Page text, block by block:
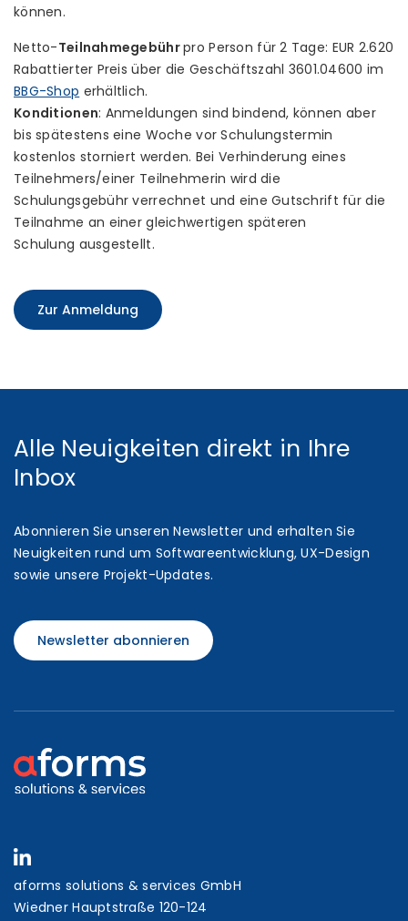
können.
Netto-Teilnahmegebührpro Person für 2 Tage: EUR 2.620
Rabattierter Preis über die Geschäftszahl 3601.04600 im
BBG-Shop erhältlich.
Konditionen: Anmeldungen sind bindend, können aber
bis spätestens eine Woche vor Schulungstermin
kostenlos storniert werden. Bei Verhinderung eines
Teilnehmers/einer Teilnehmerin wird die
Schulungsgebühr verrechnet und eine Gutschrift für die
Teilnahme an einer gleichwertigen späteren
Schulung ausgestellt.
Zur Anmeldung
Alle Neuigkeiten direkt in Ihre
Inbox
Abonnieren Sie unseren Newsletter und erhalten Sie
Neuigkeiten rund um Softwareentwicklung, UX-Design
sowie unsere Projekt-Updates.
Newsletter abonnieren
aforms solutions & services GmbH
Wiedner Hauptstraße 120-124